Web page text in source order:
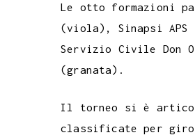
Le otto formazioni
(viola), Sinapsi APS
Servizio Civile Don
(granata).
Il torneo si è
classificate per